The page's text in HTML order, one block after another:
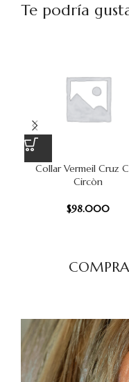
Te podría
Collar Vermeil Cruz
Circòn
$98.000